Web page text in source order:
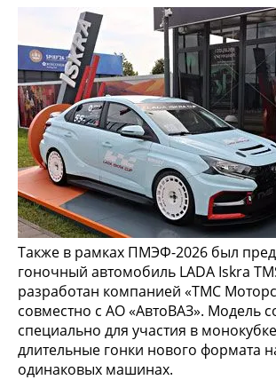
Также в рамках ПМЭФ-2026 был
гоночный автомобиль LADA Iskra
разработан компанией «ТМС
совместно с АО «АвтоВАЗ». Модель
специально для участия в
длительные гонки нового формата
одинаковых машинах.